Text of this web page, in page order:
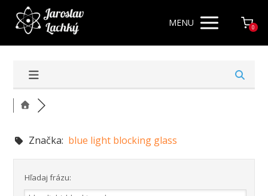
MENU 0
Značka: blue light blocking glass
Hľadaj frázu: